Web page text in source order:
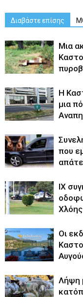
Διαβάστε επίσης
Μια
Η
μια
που
ΙΧ
Χλόης
Οι
Λήψη